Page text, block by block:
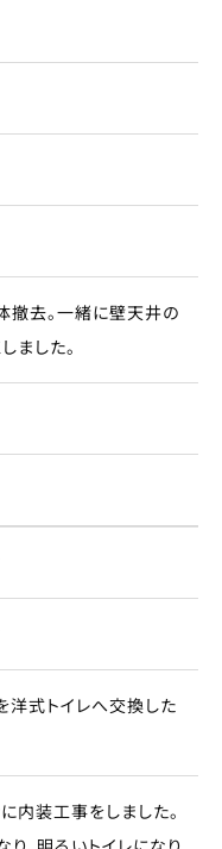
撤去。一緒に壁天井の
ました。
洋式トイレへ交換した
内装工事をしました。